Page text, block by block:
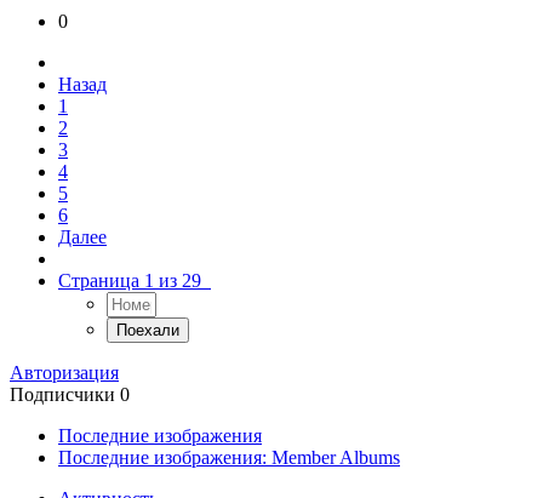
0
Назад
1
2
3
4
5
6
Далее
Страница 1 из 29
Авторизация
Подписчики 0
Последние изображения
Последние изображения: Member Albums